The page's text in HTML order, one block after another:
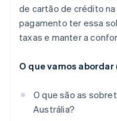
de cartão de crédito
pagamento ter essa
taxas e manter a
O que vamos
O que são as
Austrália?